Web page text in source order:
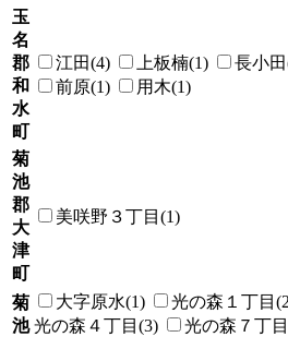
玉
名
郡
和
水
町
江田(4) 上板楠(1) 長小
前原(1)
用木(1)
菊
池
郡
大
津
町
美咲野３丁目(1)
菊
池
大字原水(1) 光の森１丁目
光の森４丁目(3)
光の森７丁